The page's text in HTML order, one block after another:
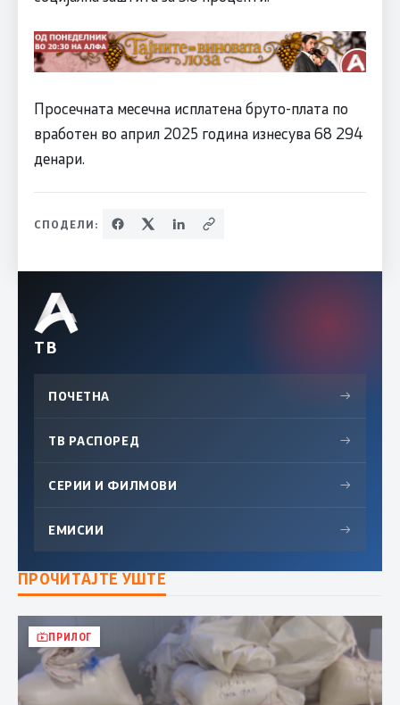
Просечната месечна исплатена бруто-плата по
вработен во април 2025 година изнесува 68 294
денари.
СПОДЕЛИ:
ТВ
ПОЧЕТНА →
ТВ РАСПОРЕД →
СЕРИИ И ФИЛМОВИ →
ЕМИСИИ →
ПРОЧИТАЈТЕ УШТЕ
ПРИЛОГ